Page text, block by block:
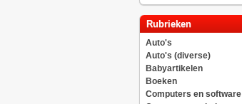
Rubrieken
Auto's
Auto's (diverse)
Babyartikelen
Boeken
Computers en software